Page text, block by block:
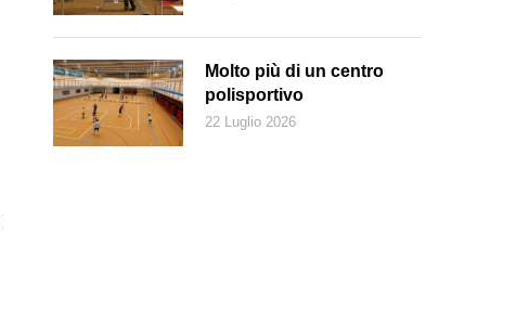
Molto più di un centro
polisportivo
22 Luglio 2026